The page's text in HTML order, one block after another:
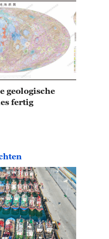
geologische
fertig